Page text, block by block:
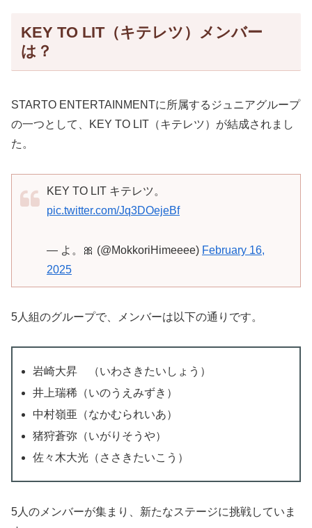
KEY TO LIT（キテレツ）メンバー
は？
STARTO ENTERTAINMENTに所属するジュニアグループ
の一つとして、KEY TO LIT（キテレツ）が結成されまし
た。
KEY TO LIT キテレツ。
pic.twitter.com/Jq3DOejeBf
— よ。🎀 (@MokkoriHimeeee) February 16,
2025
5人組のグループで、メンバーは以下の通りです。
岩崎大昇 （いわさきたいしょう）
井上瑞稀（いのうえみずき）
中村嶺亜（なかむられいあ）
猪狩蒼弥（いがりそうや）
佐々木大光（ささきたいこう）
5人のメンバーが集まり、新たなステージに挑戦していま